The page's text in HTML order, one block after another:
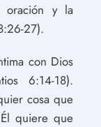
oración y la
27).
con Dios
6:14-18).
cosa que
quiere que